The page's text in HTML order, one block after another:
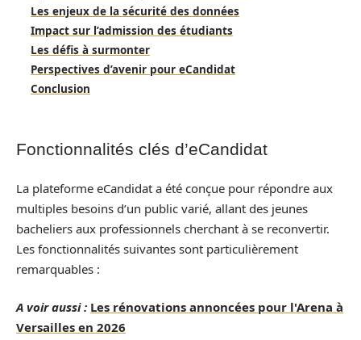
Les enjeux de la sécurité des données
Impact sur l’admission des étudiants
Les défis à surmonter
Perspectives d’avenir pour eCandidat
Conclusion
Fonctionnalités clés d’eCandidat
La plateforme eCandidat a été conçue pour répondre aux
multiples besoins d’un public varié, allant des jeunes
bacheliers aux professionnels cherchant à se reconvertir.
Les fonctionnalités suivantes sont particulièrement
remarquables :
A voir aussi : Les rénovations annoncées pour l'Arena à
Versailles en 2026